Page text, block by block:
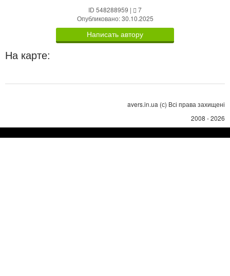
ID 548288959 |
7
Опубликовано: 30.10.2025
Написать автору
На карте:
avers.in.ua (с) Всі права захищені
2008 - 2026